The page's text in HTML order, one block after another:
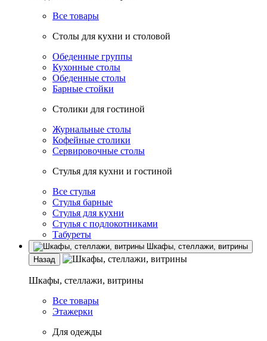
Все товары
Столы для кухни и столовой
Обеденные группы
Кухонные столы
Обеденные столы
Барные стойки
Столики для гостиной
Журнальные столы
Кофейные столики
Сервировочные столы
Стулья для кухни и гостиной
Все стулья
Стулья барные
Стулья для кухни
Стулья с подлокотниками
Табуреты
Шкафы, стеллажи, витрины
Назад
Шкафы, стеллажи, витрины
Все товары
Этажерки
Для одежды